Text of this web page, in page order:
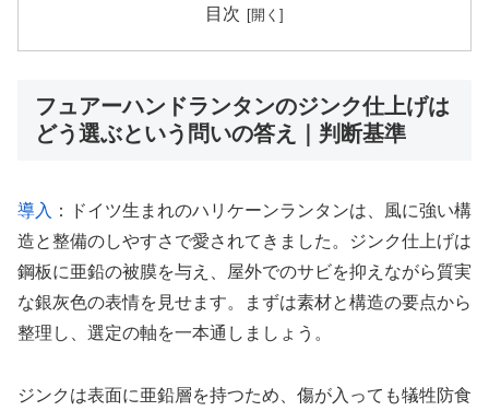
目次
フュアーハンドランタンのジンク仕上げは
どう選ぶという問いの答え｜判断基準
導入 ：ドイツ生まれのハリケーンランタンは、風に強い構
造と整備のしやすさで愛されてきました。ジンク仕上げは
鋼板に亜鉛の被膜を与え、屋外でのサビを抑えながら質実
な銀灰色の表情を見せます。まずは素材と構造の要点から
整理し、選定の軸を一本通しましょう。
ジンクは表面に亜鉛層を持つため、傷が入っても犠牲防食